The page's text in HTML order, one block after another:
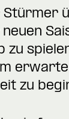
Stürmer
zu
zu